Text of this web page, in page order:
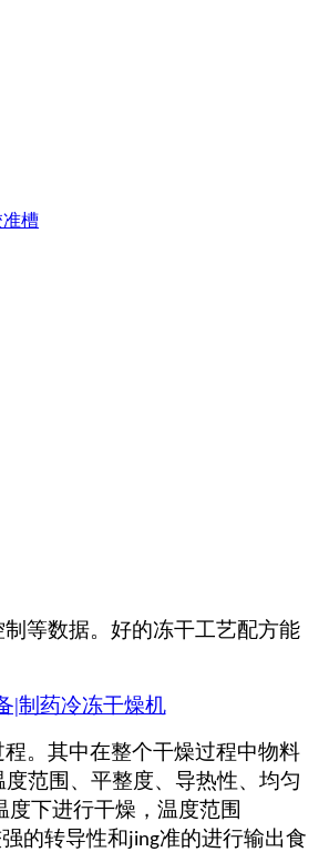
槽
等数据。好的冻干工艺配方能
。其中在整个干燥过程中物料
范围、平整度、导热性、均匀
下进行干燥，温度范围
的转导性和jing准的进行输出食